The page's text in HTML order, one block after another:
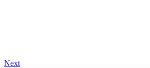
Next